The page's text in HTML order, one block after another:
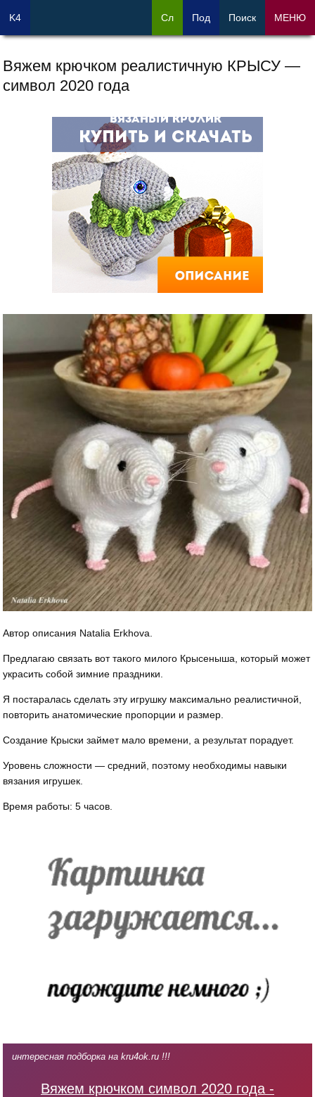
Вяжем крючком реалистичную КРЫСУ —
символ 2020 года
Автор описания Natalia Erkhova.
Предлагаю связать вот такого милого Крысеныша, который может
украсить собой зимние праздники.
Я постаралась сделать эту игрушку максимально реалистичной,
повторить анатомические пропорции и размер.
Создание Крыски займет мало времени, а результат порадует.
Уровень сложности — средний, поэтому необходимы навыки
вязания игрушек.
Время работы: 5 часов.
интересная подборка на kru4ok.ru !!!
Вяжем крючком символ 2020 года -
K4 Сл Под Поиск МЕНЮ